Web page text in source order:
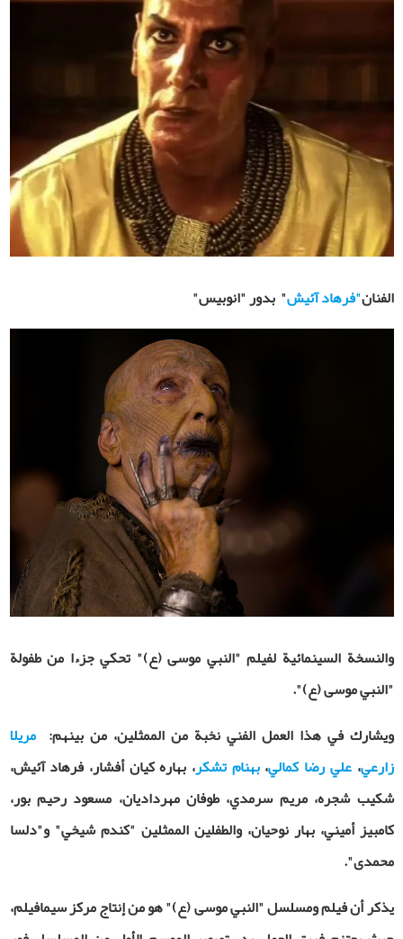
الفنان "فرهاد آئیش" بدور "انوبيس"
والنسخة السينمائية لفيلم "النبي موسی (ع)" تحكي جزءا من طفولة
"النبي موسى (ع)".
ويشارك في هذا العمل الفني نخبة من الممثلين، من بينهم:مریلا
زارعي،علي رضا کمالي،بهنام تشكر، بهاره كيان أفشار، فرهاد آئیش،
شكيب شجره، مريم سرمدي، طوفان مهرداديان، مسعود رحیم‌ بور،
كامبيز أميني، بهار نوحیان، والطفلين الممثلين "كندم شیخي" و"دلسا
محمدی".
يذكر أن فيلم ومسلسل "النبي موسى (ع)" هو من إنتاج مركز سيمافيلم،